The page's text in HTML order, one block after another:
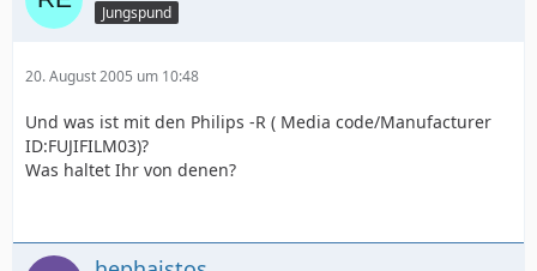
Jungspund
20. August 2005 um 10:48
Und was ist mit den Philips -R ( Media code/Manufacturer
ID:FUJIFILM03)?
Was haltet Ihr von denen?